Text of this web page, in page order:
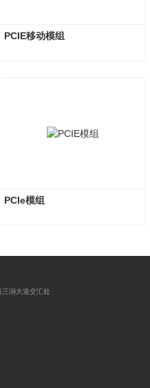
PCIE移动模组
PCIe模组
涧大道交汇处